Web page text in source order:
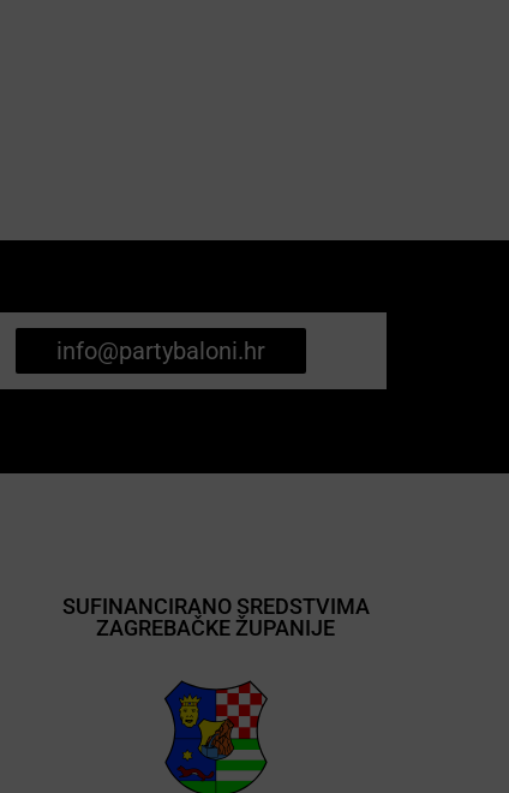
info@partybaloni.hr
SUFINANCIRANO SREDSTVIMA
ZAGREBAČKE ŽUPANIJE